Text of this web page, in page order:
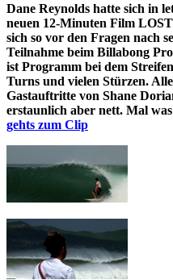
Dane Reynolds hatte sich in
neuen 12-Minuten Film
sich so vor den Fragen nach
Teilnahme beim Billabong
ist Programm bei dem
Turns und vielen Stürzen.
Gastauftritte von Shane
erstaunlich aber nett. Mal
gehts zum Clip